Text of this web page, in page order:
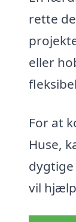
rette
eller
For at
Huse,
vil